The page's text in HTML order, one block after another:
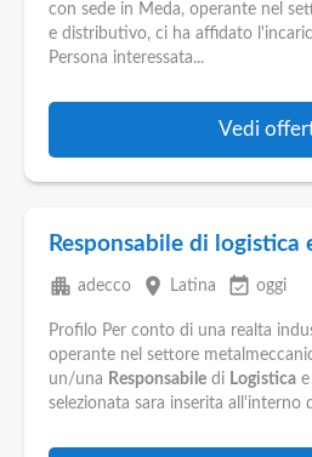
con sede in Meda, operante nel
e distributivo, ci ha affidato
Persona interessata...
Vedi
Responsabile di logistica
apartment adecco place Latina event_available oggi
Profilo Per conto di una realta
operante nel settore
un/una Responsabile di Logistica
selezionata sara inserita all'interno